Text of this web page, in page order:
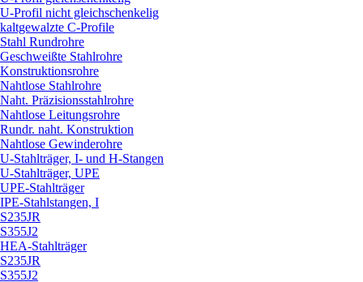
U-Profil nicht gleichschenkelig
kaltgewalzte C-Profile
Stahl Rundrohre
Geschweißte Stahlrohre
Konstruktionsrohre
Nahtlose Stahlrohre
Naht. Präzisionsstahlrohre
Nahtlose Leitungsrohre
Rundr. naht. Konstruktion
Nahtlose Gewinderohre
U-Stahlträger, I- und H-Stangen
U-Stahlträger, UPE
UPE-Stahlträger
IPE-Stahlstangen, I
S235JR
S355J2
HEA-Stahlträger
S235JR
S355J2